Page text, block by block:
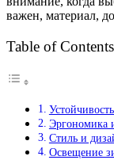
важен, материал,
Table of Contents
Эргономика
Стиль и
Освещение